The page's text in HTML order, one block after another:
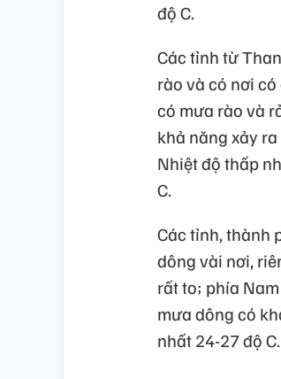
độ C.
Các tỉnh từ
rào và có nơi
có mưa rào và
khả năng xảy
Nhiệt độ thấp
C.
Các tỉnh, thành
dông vài nơi,
rất to; phía
mưa dông có
nhất 24-27 độ